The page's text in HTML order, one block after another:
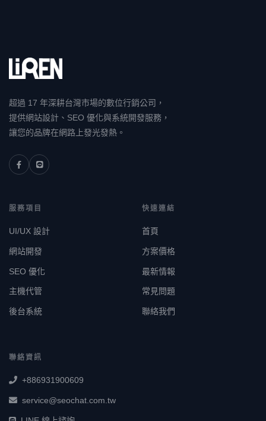
超過 17 年深耕台灣市場的數位行銷公司，
提供網站設計、SEO 優化與系統開發服務，
讓您的品牌在網路上發光發熱。
服務項目
UI/UX 設計
網站開發
SEO 優化
主機代管
後台系統
快速連結
首頁
方案價格
最新情報
常見問題
聯絡我們
聯絡資訊
+886931900609
service@seochat.com.tw